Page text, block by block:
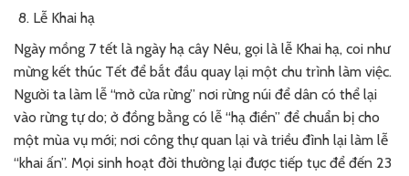
Lễ Khai hạ
Ngày mồng 7 tết là ngày hạ cây Nêu, gọi là lễ Khai hạ, coi như
mừng kết thúc Tết để bắt đầu quay lại một chu trình làm việc.
Người ta làm lễ “mở cửa rừng” nơi rừng núi để dân có thể lại
vào rừng tự do; ở đồng bằng có lễ “hạ điền” để chuẩn bị cho
một mùa vụ mới; nơi công thự quan lại và triều đình lại làm lễ
“khai ấn”. Mọi sinh hoạt đời thường lại được tiếp tục để đến 23